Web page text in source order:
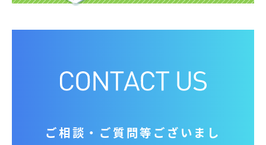
ご相談‧ご質問等ございまし